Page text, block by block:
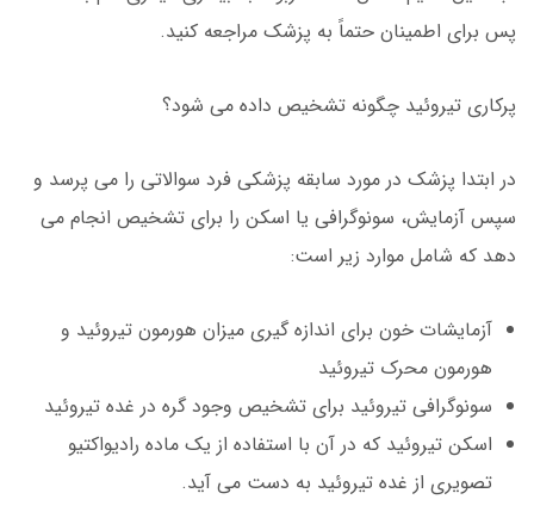
پس برای اطمینان حتماً به پزشک مراجعه کنید.
پرکاری تیروئید چگونه تشخیص داده می شود؟
در ابتدا پزشک در مورد سابقه پزشکی فرد سوالاتی را می پرسد و
سپس آزمایش، سونوگرافی یا اسکن را برای تشخیص انجام می
دهد که شامل موارد زیر است:
آزمایشات خون برای اندازه گیری میزان هورمون تیروئید و
هورمون محرک تیروئید
سونوگرافی تیروئید برای تشخیص وجود گره در غده تیروئید
اسکن تیروئید که در آن با استفاده از یک ماده رادیواکتیو
تصویری از غده تیروئید به دست می آید.